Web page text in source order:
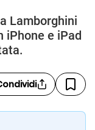
Lamborghini
iPhone e iPad